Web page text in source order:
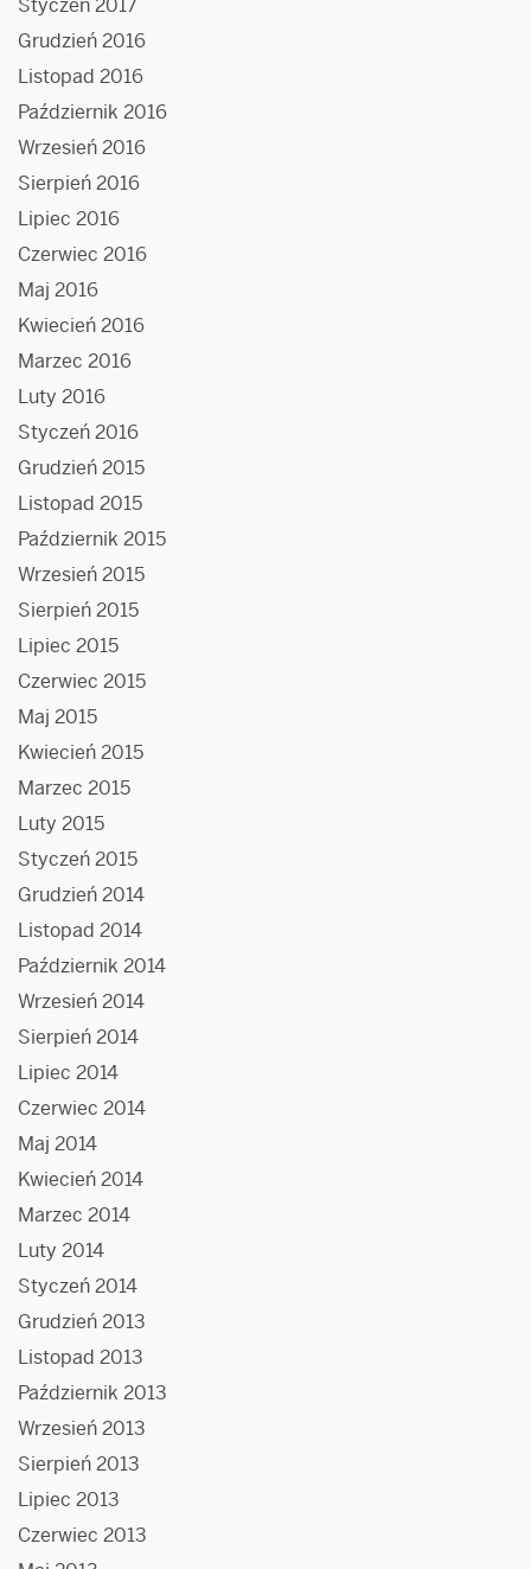
Styczeń 2017
Grudzień 2016
Listopad 2016
Październik 2016
Wrzesień 2016
Sierpień 2016
Lipiec 2016
Czerwiec 2016
Maj 2016
Kwiecień 2016
Marzec 2016
Luty 2016
Styczeń 2016
Grudzień 2015
Listopad 2015
Październik 2015
Wrzesień 2015
Sierpień 2015
Lipiec 2015
Czerwiec 2015
Maj 2015
Kwiecień 2015
Marzec 2015
Luty 2015
Styczeń 2015
Grudzień 2014
Listopad 2014
Październik 2014
Wrzesień 2014
Sierpień 2014
Lipiec 2014
Czerwiec 2014
Maj 2014
Kwiecień 2014
Marzec 2014
Luty 2014
Styczeń 2014
Grudzień 2013
Listopad 2013
Październik 2013
Wrzesień 2013
Sierpień 2013
Lipiec 2013
Czerwiec 2013